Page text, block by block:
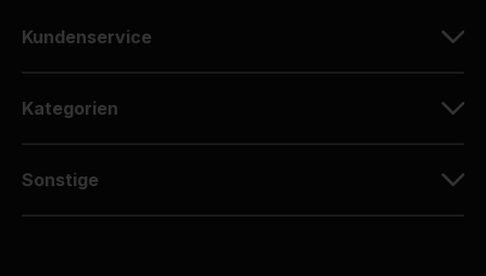
gekauft und bin sehr zufrieden mit der
Qualität.
Kundenservice
Kategorien
Sonstige